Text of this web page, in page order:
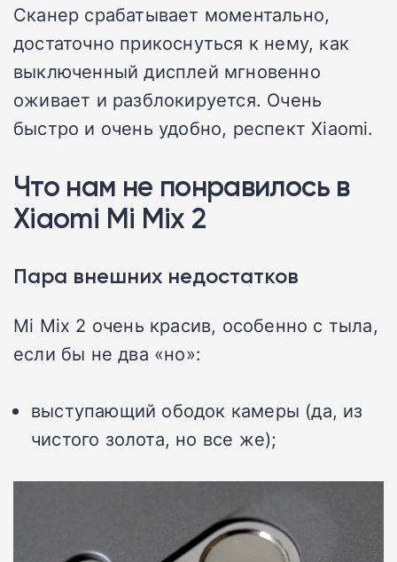
Сканер срабатывает моментально,
достаточно прикоснуться к нему, как
выключенный дисплей мгновенно
оживает и разблокируется. Очень
быстро и очень удобно, респект Xiaomi.
Что нам не понравилось в
Xiaomi Mi Mix 2
Пара внешних недостатков
Mi Mix 2 очень красив, особенно с тыла,
если бы не два «но»:
выступающий ободок камеры (да, из
чистого золота, но все же);